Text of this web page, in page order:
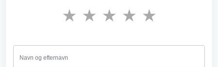
★
★
★
★
★